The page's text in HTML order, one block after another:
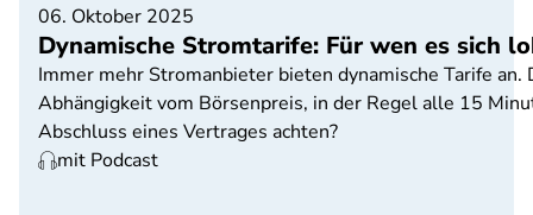
06. Oktober 2025
Dynamische Stromtarife: Für wen es sich
Immer mehr Stromanbieter bieten dynamische Tarife
Abhängigkeit vom Börsenpreis, in der Regel alle 15
Abschluss eines Vertrages achten?
mit Podcast